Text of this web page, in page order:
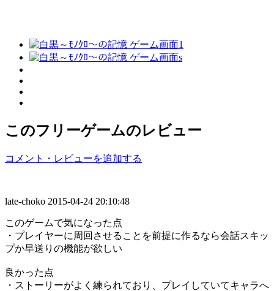
このフリーゲームのレビュー
コメント・レビューを追加する
late-choko 2015-04-24 20:10:48
このゲームで気になった点
・プレイヤーに周回させることを前提に作るなら会話スキッ
プか早送りの機能が欲しい
良かった点
・ストーリーがよく練られており、プレイしていてキャラへ